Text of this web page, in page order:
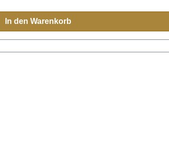
In den Warenkorb